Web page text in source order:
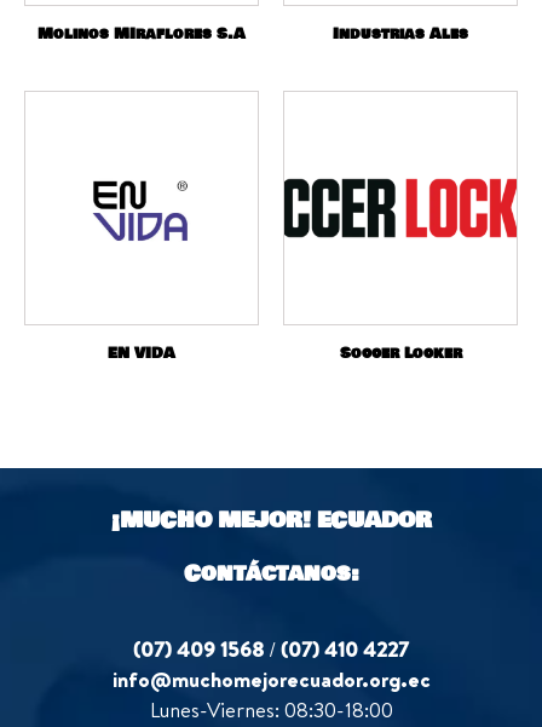
Molinos MIraflores S.A Industrias Ales
EN VIDA Soccer Locker
¡MUCHO MEJOR!ECUADOR
Contáctanos:
(07) 409 1568 /(07) 410 4227
info@muchomejorecuador.org.ec
Lunes-Viernes: 08:30-18:00